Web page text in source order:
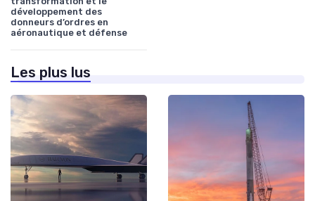
développement des
donneurs d’ordres en
aéronautique et défense
Les plus lus